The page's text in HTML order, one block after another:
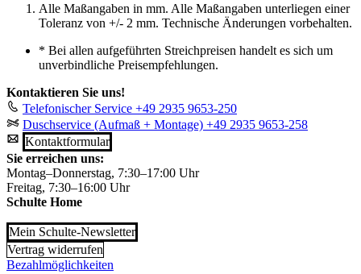
Alle Maßangaben in mm. Alle Maßangaben unterliegen einer
Toleranz von +/- 2 mm. Technische Änderungen vorbehalten.
* Bei allen aufgeführten Streichpreisen handelt es sich um
unverbindliche Preisempfehlungen.
Kontaktieren Sie uns!
Telefonischer Service +49 2935 9653-250
Duschservice (Aufmaß + Montage) +49 2935 9653-258
Kontaktformular
Sie erreichen uns:
Montag–Donnerstag, 7:30–17:00 Uhr
Freitag, 7:30–16:00 Uhr
Schulte Home
Mein Schulte-Newsletter
Vertrag widerrufen
Bezahlmöglichkeiten